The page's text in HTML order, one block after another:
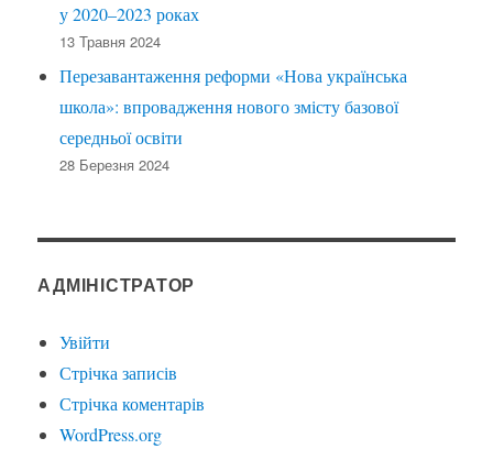
у 2020–2023 роках
13 Травня 2024
Перезавантаження реформи «Нова українська
школа»: впровадження нового змісту базової
середньої освіти
28 Березня 2024
АДМІНІСТРАТОР
Увійти
Стрічка записів
Стрічка коментарів
WordPress.org